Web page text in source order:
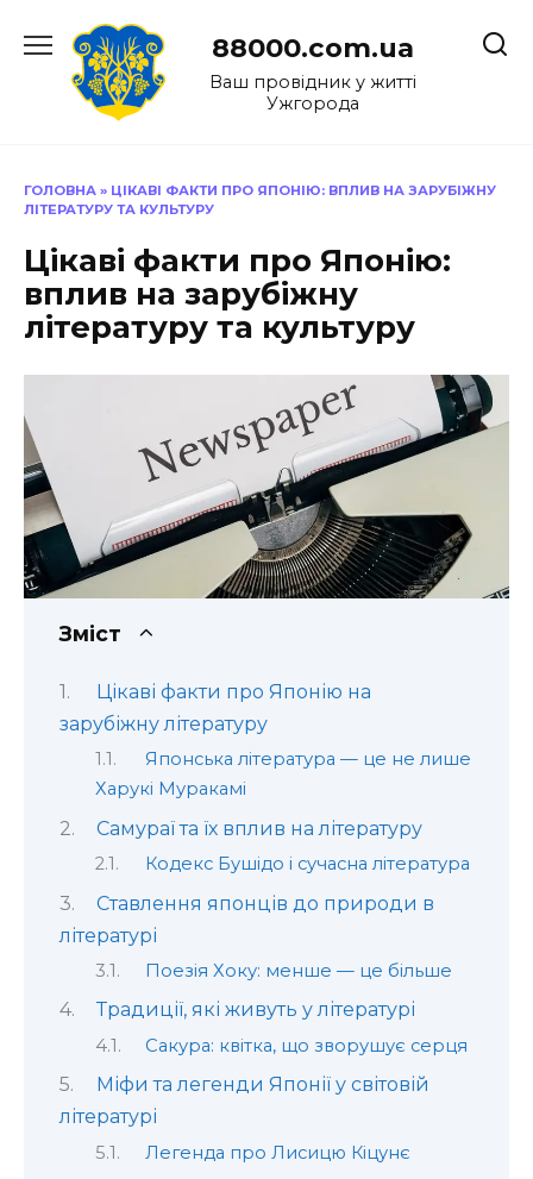
до
88000.com.ua
Ваш провідник у житті
Ужгорода
ГОЛОВНА » ЦІКАВІ ФАКТИ ПРО ЯПОНІЮ: ВПЛИВ НА ЗАРУБІЖНУ
ЛІТЕРАТУРУ ТА КУЛЬТУРУ
Цікаві факти про Японію:
вплив на зарубіжну
літературу та культуру
Зміст
Цікаві факти про Японію на
зарубіжну літературу
Японська література — це не лише
Харукі Муракамі
Самураї та їх вплив на літературу
Кодекс Бушідо і сучасна література
Ставлення японців до природи в
літературі
Поезія Хоку: менше — це більше
Традиції, які живуть у літературі
Сакура: квітка, що зворушує серця
Міфи та легенди Японії у світовій
літературі
Легенда про Лисицю Кіцунє